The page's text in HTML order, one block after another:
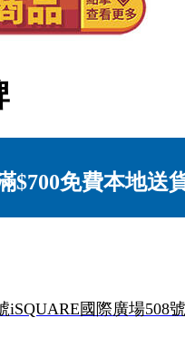
$700免費本地送
iSQUARE國際廣場508